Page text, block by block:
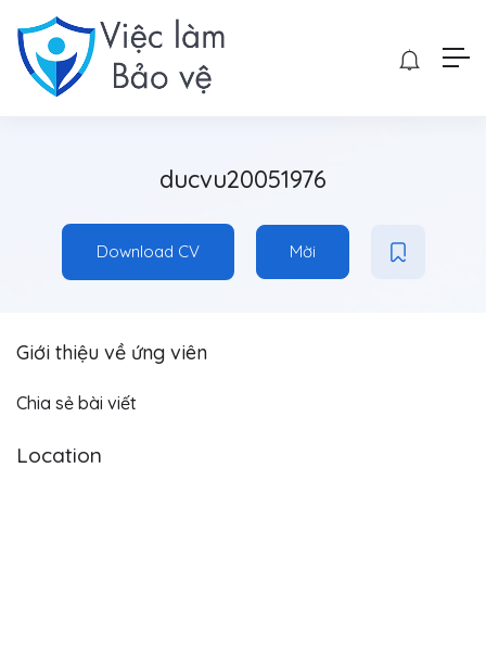
ducvu20051976
Download CV Mời
Giới thiệu về ứng viên
Chia sẻ bài viết
Location